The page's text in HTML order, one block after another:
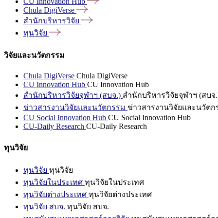
Chula DigiVerse
สำนักบริหารวิจัย
ทุนวิจัย
วิจัยและนวัตกรรม
Chula DigiVerse Chula DigiVerse
CU Innovation Hub CU Innovation Hub
สำนักบริหารวิจัยจุฬาฯ (สบจ.) สำนักบริหารวิจัยจุฬาฯ (สบจ
ข่าวสารงานวิจัยและนวัตกรรม ข่าวสารงานวิจัยและนวัตก
CU Social Innovation Hub CU Social Innovation Hub
CU-Daily Research CU-Daily Research
ทุนวิจัย
ทุนวิจัย ทุนวิจัย
ทุนวิจัยในประเทศ ทุนวิจัยในประเทศ
ทุนวิจัยต่างประเทศ ทุนวิจัยต่างประเทศ
ทุนวิจัย สบจ. ทุนวิจัย สบจ.